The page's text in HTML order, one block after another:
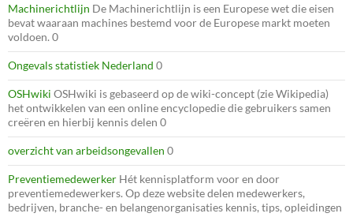
Machinerichtlijn De Machinerichtlijn is een Europese wet die eisen
bevat waaraan machines bestemd voor de Europese markt moeten
voldoen. 0
Ongevals statistiek Nederland 0
OSHwiki OSHwiki is gebaseerd op de wiki-concept (zie Wikipedia)
het ontwikkelen van een online encyclopedie die gebruikers samen
creëren en hierbij kennis delen 0
overzicht van arbeidsongevallen 0
Preventiemedewerker Hét kennisplatform voor en door
preventiemedewerkers. Op deze website delen medewerkers,
bedrijven, branche- en belangenorganisaties kennis, tips, opleidingen